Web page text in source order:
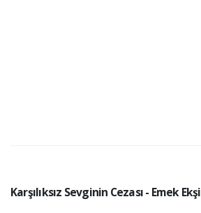
Karşılıksız Sevginin Cezası - Emek Ekşi